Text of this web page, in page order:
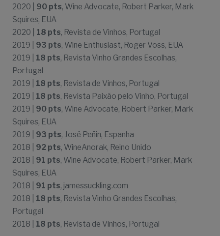
2020 | 90 pts, Wine Advocate, Robert Parker, Mark
Squires, EUA
2020 | 18 pts, Revista de Vinhos, Portugal
2019 | 93 pts, Wine Enthusiast, Roger Voss, EUA
2019 | 18 pts, Revista Vinho Grandes Escolhas,
Portugal
2019 | 18 pts, Revista de Vinhos, Portugal
2019 | 18 pts, Revista Paixão pelo Vinho, Portugal
2019 | 90 pts, Wine Advocate, Robert Parker, Mark
Squires, EUA
2019 | 93 pts, José Peñin, Espanha
2018 | 92 pts, WineAnorak, Reino Unido
2018 | 91 pts, Wine Advocate, Robert Parker, Mark
Squires, EUA
2018 | 91 pts, jamessuckling.com
2018 | 18 pts, Revista Vinho Grandes Escolhas,
Portugal
2018 | 18 pts, Revista de Vinhos, Portugal